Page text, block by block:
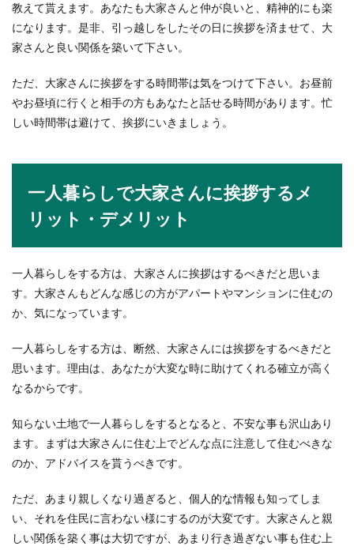
教えて貰えます。あなたも大家さんと仲が良いと、精神的にも楽
になります。是非、引っ越しをしたその日に挨拶を済ませて、大
家さんと良い関係を築いて下さい。
ただ、大家さんに挨拶をする時間帯は気をつけて下さい。お昼前
やお昼頃に行くと相手の方もあなたと話せる時間があります。忙
しい時間帯は避けて、挨拶にいきましょう。
一人暮らしで大家さんに挨拶するメ
リット・デメリット
一人暮らしをする方は、大家さんに挨拶はするべきだと思いま
す。大家さんもどんな感じの方がアパートやマンションに住むの
か、気になっています。
一人暮らしをする方は、断然、大家さんには挨拶をするべきだと
思います。理由は、あなたが大変な時に助けてくれる確立が高く
なるからです。
知らない土地で一人暮らしをするとなると、不安な事も沢山あり
ます。まずは大家さんに住む上でどんな点に注意して住むべきな
のか、アドバイスを貰うべきです。
ただ、あまり親しくなり過ぎると、個人的な情報も知ってしま
い、それを住民に言わない様にするのが大変です。大家さんと親
しい関係を築く事は大切ですが、あまり行き過ぎない事も住む上